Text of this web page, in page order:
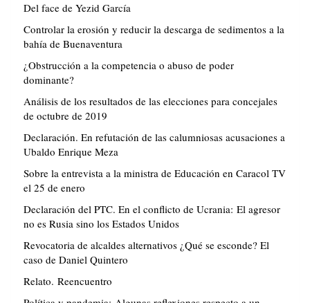
Del face de Yezid García
Controlar la erosión y reducir la descarga de sedimentos a la
bahía de Buenaventura
¿Obstrucción a la competencia o abuso de poder
dominante?
Análisis de los resultados de las elecciones para concejales
de octubre de 2019
Declaración. En refutación de las calumniosas acusaciones a
Ubaldo Enrique Meza
Sobre la entrevista a la ministra de Educación en Caracol TV
el 25 de enero
Declaración del PTC. En el conflicto de Ucrania: El agresor
no es Rusia sino los Estados Unidos
Revocatoria de alcaldes alternativos ¿Qué se esconde? El
caso de Daniel Quintero
Relato. Reencuentro